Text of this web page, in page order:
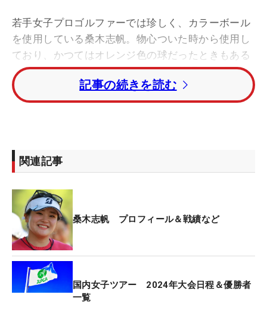
若手女子プロゴルファーでは珍しく、カラーボール
を使用している桑木志帆。物心ついた時から使用し
ており、かつてはオレンジ色の球だったときもある
という。「わたしにとってはこれが普通」。『見や
すい、探しやすい、誤球しない』の3つが大きなメ
リット。契約を結ぶブリヂストンの2024年新モデル
イエローボールがすっかり定着している桑木だが、
うか。これまでは『志帆』と漢字二文字だったが、
『くわしほ』にデザインチェンジを施している。
「インスタとかXの名前が“kuwashiho”なんです。で
もローマ字はなあ…って思って、ひらがなで“くわし
ほ”にしました」
記事の続きを読む
関連記事
桑木志帆 プロフィール＆戦績など
国内女子ツアー 2024年大会日程＆優勝者
一覧